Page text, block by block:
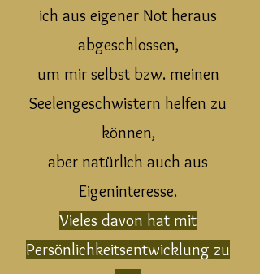
ich aus eigener Not heraus
abgeschlossen,
um mir selbst bzw. meinen
Seelengeschwistern helfen zu
können,
aber natürlich auch aus
Eigeninteresse.
Vieles davon hat mit
Persönlichkeitsentwicklung zu